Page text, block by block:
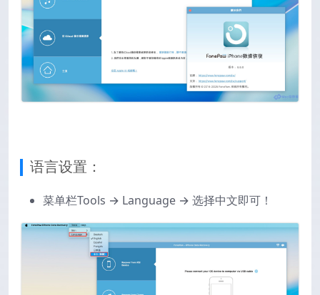
语言设置：
菜单栏Tools → Language → 选择中文即可！